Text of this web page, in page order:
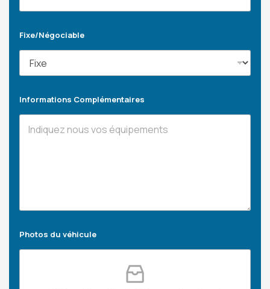
Fixe/Négociable
Informations Complémentaires
Photos du véhicule